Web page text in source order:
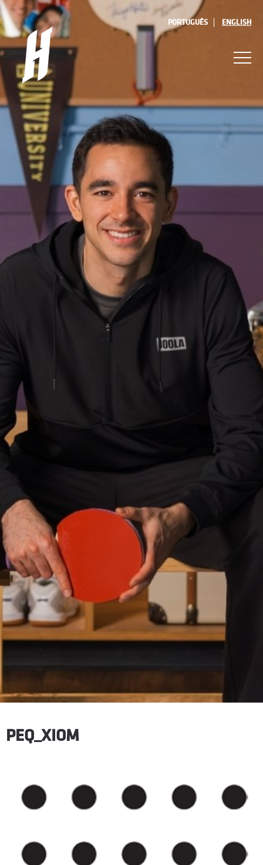
PORTUGUÊS ENGLISH
PEQ_XIOM